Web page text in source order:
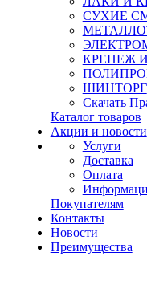
СУХИЕ
КРЕПЕЖ
ШИНТОРГ
Скачать
Каталог товаров
Акции и новости
Услуги
Доставка
Оплата
Покупателям
Контакты
Новости
Преимущества